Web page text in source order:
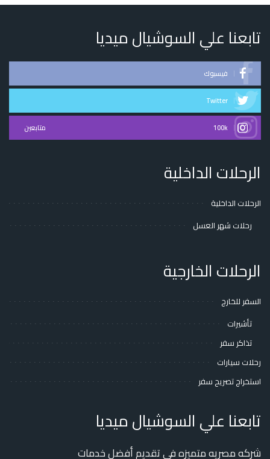
تابعنا علي السوشيال ميديا
فيسبوك
Twitter
100k متابعين
الرحلات الداخلية
الرحلات الداخلية
رحلات شهر العسل
الرحلات الخارجية
السفر للخارج
تأشيرات
تذاكر سفر
رحلات سيارات
استخراج تصريح سفر
تابعنا علي السوشيال ميديا
شركه مصريه متميزه فى تقديم أفضل خدمات